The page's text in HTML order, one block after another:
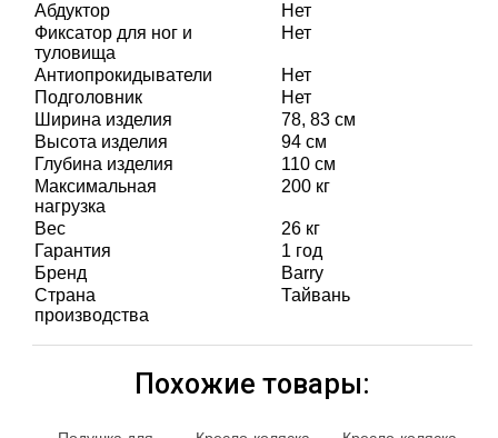
Абдуктор
Нет
Фиксатор для ног и
туловища
Нет
Антиопрокидыватели
Нет
Подголовник
Нет
Ширина изделия
78, 83 см
Высота изделия
94 см
Глубина изделия
110 см
Максимальная
нагрузка
200 кг
Вес
26 кг
Гарантия
1 год
Бренд
Barry
Страна
производства
Тайвань
Похожие товары: